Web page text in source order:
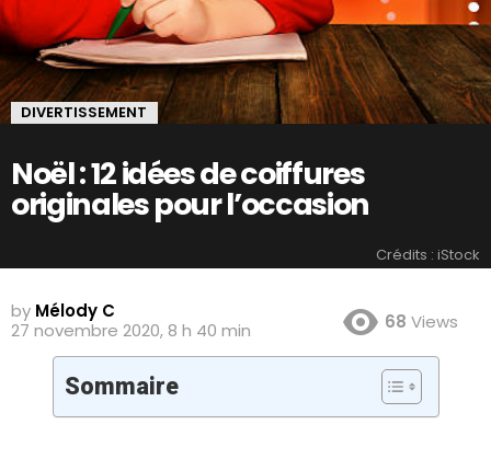
DIVERTISSEMENT
Noël : 12 idées de coiffures
originales pour l’occasion
Crédits : iStock
by Mélody C
27 novembre 2020, 8 h 40 min
68 Views
Sommaire